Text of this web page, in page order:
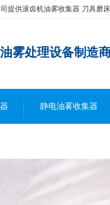
提供滚齿机油雾收集器 刀具磨
雾处理设备制造
静电油雾收集器